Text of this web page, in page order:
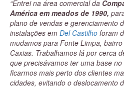
“Entrei na área comercial da
América em meados de 1990,
plano de vendas e gerenciamento
instalações em Del Castilho foram
mudamos para Fonte Limpa,
Caxias. Trabalhamos lá por cerca
que precisávamos ter uma base
ficarmos mais perto dos clientes
cidades, evitando o deslocamento